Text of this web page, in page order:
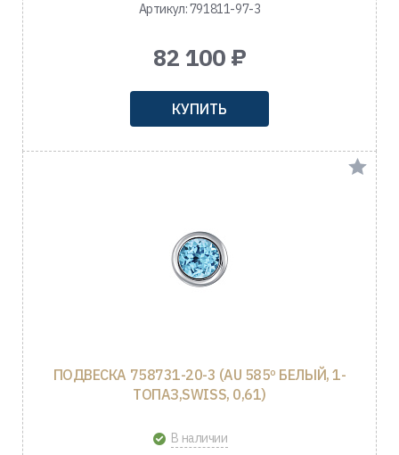
Артикул: 791811-97-3
82 100 ₽
КУПИТЬ
ПОДВЕСКА 758731-20-3 (AU 585º БЕЛЫЙ, 1-
ТОПАЗ,SWISS, 0,61)
В наличии